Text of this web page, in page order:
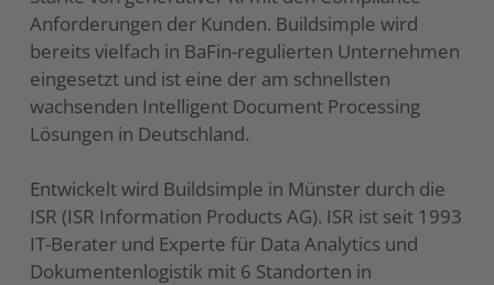
Anforderungen der Kunden. Buildsimple wird
bereits vielfach in BaFin-regulierten Unternehmen
eingesetzt und ist eine der am schnellsten
wachsenden Intelligent Document Processing
Lösungen in Deutschland.
Entwickelt wird Buildsimple in Münster durch die
ISR (ISR Information Products AG). ISR ist seit 1993
IT-Berater und Experte für Data Analytics und
Dokumentenlogistik mit 6 Standorten in